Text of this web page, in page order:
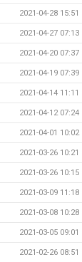
2021-04-28 15:51
2021-04-27 07:13
2021-04-20 07:37
2021-04-19 07:39
2021-04-14 11:11
2021-04-12 07:24
2021-04-01 10:02
2021-03-26 10:21
2021-03-26 10:15
2021-03-09 11:18
2021-03-08 10:28
2021-03-05 09:01
2021-02-26 08:51